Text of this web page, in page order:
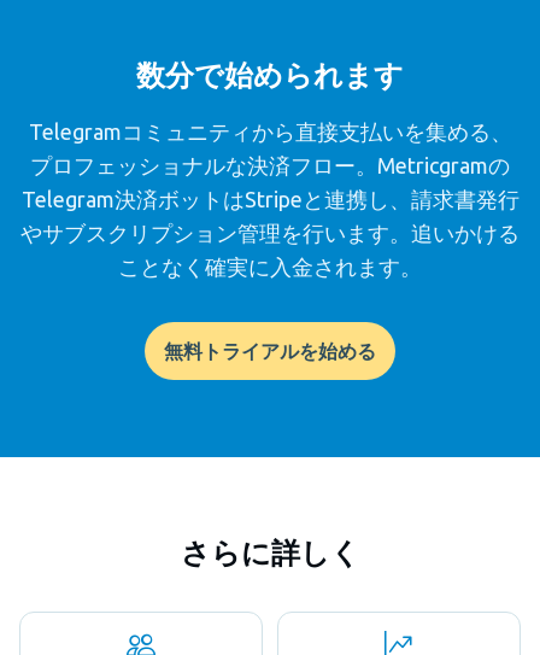
数分で始められます
Telegramコミュニティから直接支払いを集める、
プロフェッショナルな決済フロー。Metricgramの
Telegram決済ボットはStripeと連携し、請求書発行
やサブスクリプション管理を行います。追いかける
ことなく確実に入金されます。
無料トライアルを始める
さらに詳しく